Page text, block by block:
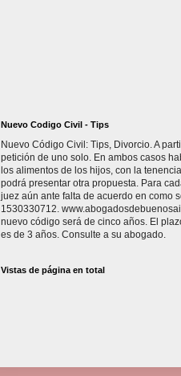
Nuevo Codigo Civil - Tips
Nuevo Código Civil: Tips, Divorcio. A
petición de uno solo. En ambos casos
los alimentos de los hijos, con la
podrá presentar otra propuesta. Para
juez aún ante falta de acuerdo en como
1530330712.
nuevo código será de cinco años. El
es de 3 años. Consulte a su abogado.
Vistas de página en total